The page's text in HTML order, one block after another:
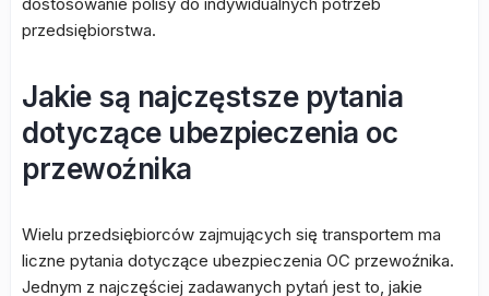
przedsiębiorstwa.
Jakie są najczęstsze pytania
dotyczące ubezpieczenia oc
przewoźnika
Wielu przedsiębiorców zajmujących się transportem ma
liczne pytania dotyczące ubezpieczenia OC przewoźnika.
Jednym z najczęściej zadawanych pytań jest to, jakie